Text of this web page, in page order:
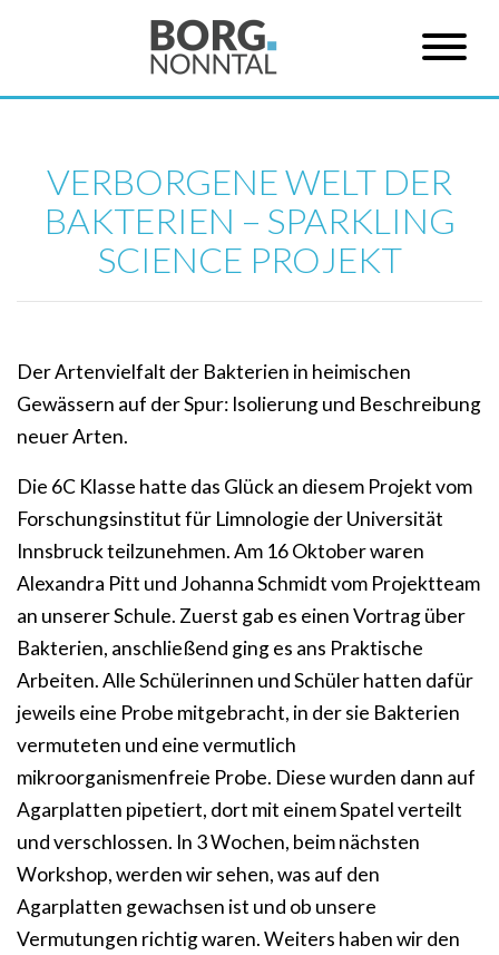
VERBORGENE WELT DER
BAKTERIEN – SPARKLING
SCIENCE PROJEKT
Der Artenvielfalt der Bakterien in heimischen
Gewässern auf der Spur: Isolierung und Beschreibung
neuer Arten.
Die 6C Klasse hatte das Glück an diesem Projekt vom
Forschungsinstitut für Limnologie der Universität
Innsbruck teilzunehmen. Am 16 Oktober waren
Alexandra Pitt und Johanna Schmidt vom Projektteam
an unserer Schule. Zuerst gab es einen Vortrag über
Bakterien, anschließend ging es ans Praktische
Arbeiten. Alle Schülerinnen und Schüler hatten dafür
jeweils eine Probe mitgebracht, in der sie Bakterien
vermuteten und eine vermutlich
mikroorganismenfreie Probe. Diese wurden dann auf
Agarplatten pipetiert, dort mit einem Spatel verteilt
und verschlossen. In 3 Wochen, beim nächsten
Workshop, werden wir sehen, was auf den
Agarplatten gewachsen ist und ob unsere
Vermutungen richtig waren. Weiters haben wir den